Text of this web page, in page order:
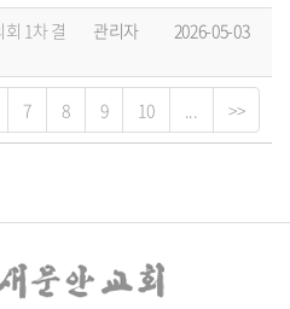
1차 결
관리자 2026-05-03
7 8 9 10 ... >>